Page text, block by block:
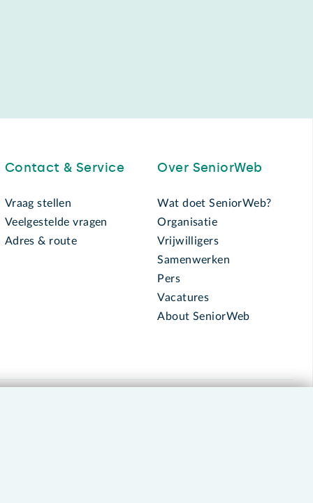
Contact & Service
Vraag stellen
Veelgestelde vragen
Adres & route
Over SeniorWeb
Wat doet SeniorWeb?
Organisatie
Vrijwilligers
Samenwerken
Pers
Vacatures
About SeniorWeb